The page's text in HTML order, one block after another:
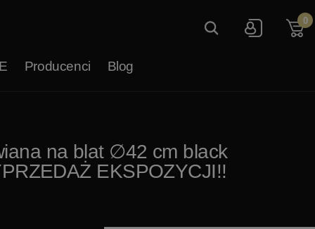
0
Producenci Blog
na blat ∅42 cm black
EKSPOZYCJI!!